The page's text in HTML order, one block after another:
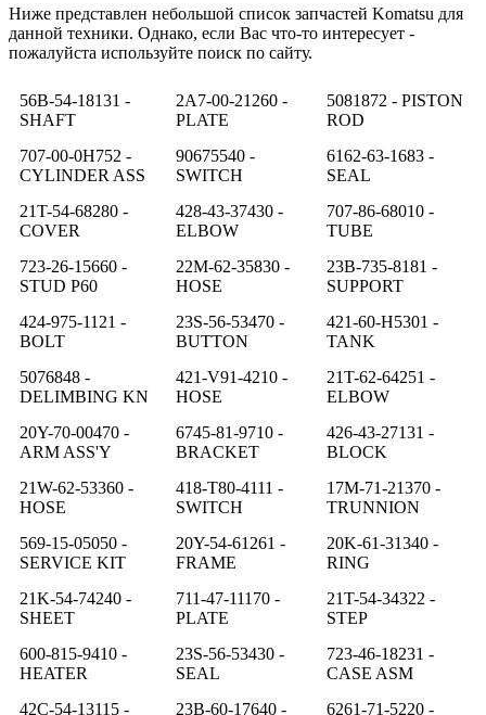
Ниже представлен небольшой список запчастей Komatsu для
данной техники. Однако, если Вас что-то интересует -
пожалуйста используйте поиск по сайту.
56B-54-18131 -
SHAFT
2A7-00-21260 -
PLATE
5081872 - PISTON
ROD
707-00-0H752 -
CYLINDER ASS
90675540 -
SWITCH
6162-63-1683 -
SEAL
21T-54-68280 -
COVER
428-43-37430 -
ELBOW
707-86-68010 -
TUBE
723-26-15660 -
STUD P60
22M-62-35830 -
HOSE
23B-735-8181 -
SUPPORT
424-975-1121 -
BOLT
23S-56-53470 -
BUTTON
421-60-H5301 -
TANK
5076848 -
DELIMBING KN
421-V91-4210 -
HOSE
21T-62-64251 -
ELBOW
20Y-70-00470 -
ARM ASS'Y
6745-81-9710 -
BRACKET
426-43-27131 -
BLOCK
21W-62-53360 -
HOSE
418-T80-4111 -
SWITCH
17M-71-21370 -
TRUNNION
569-15-05050 -
SERVICE KIT
20Y-54-61261 -
FRAME
20K-61-31340 -
RING
21K-54-74240 -
SHEET
711-47-11170 -
PLATE
21T-54-34322 -
STEP
600-815-9410 -
HEATER
23S-56-53430 -
SEAL
723-46-18231 -
CASE ASM
42C-54-13115 -
23B-60-17640 - 6261-71-5220 -